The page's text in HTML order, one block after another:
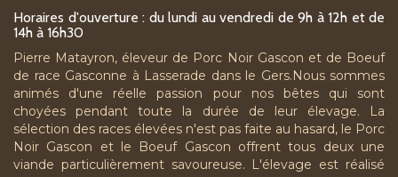
Horaires d'ouverture : du lundi au vendredi de 9h à 12h et de
14h à 16h30
Pierre Matayron, éleveur de Porc Noir Gascon et de Boeuf
de race Gasconne à Lasserade dans le Gers.Nous sommes
animés d'une réelle passion pour nos bêtes qui sont
choyées pendant toute la durée de leur élevage. La
sélection des races élevées n'est pas faite au hasard, le Porc
Noir Gascon et le Boeuf Gascon offrent tous deux une
viande particulièrement savoureuse. L'élevage est réalisé